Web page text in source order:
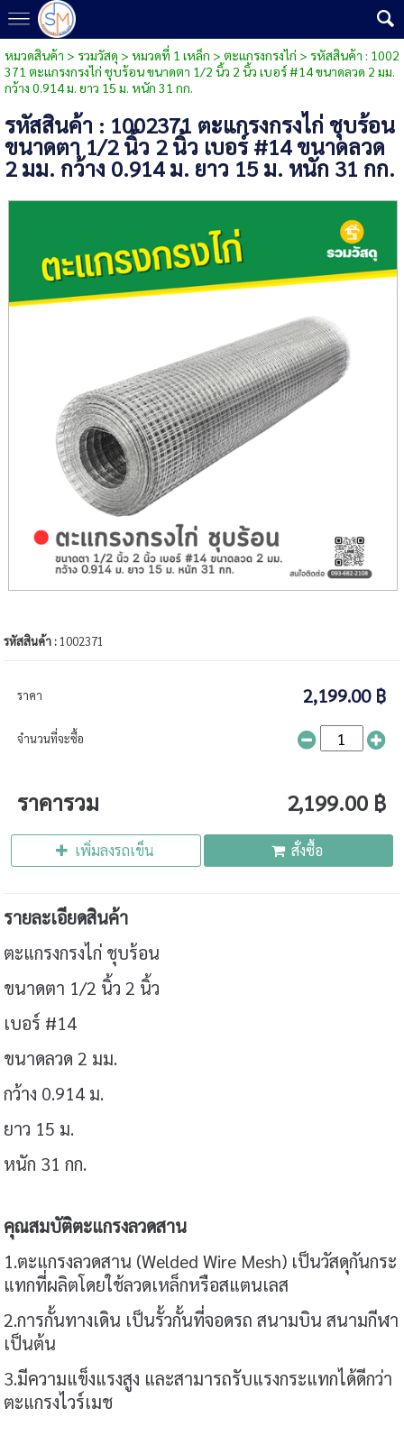
หมวดสินค้า > รวมวัสดุ > หมวดที่ 1 เหล็ก > ตะแกรงกรงไก่ > รหัสสินค้า : 1002
371 ตะแกรงกรงไก่ ชุบร้อน ขนาดตา 1/2 นิ้ว 2 นิ้ว เบอร์ #14 ขนาดลวด 2 มม.
กว้าง 0.914 ม. ยาว 15 ม. หนัก 31 กก.
รหัสสินค้า : 1002371 ตะแกรงกรงไก่ ชุบร้อน
ขนาดตา 1/2 นิ้ว 2 นิ้ว เบอร์ #14 ขนาดลวด
2 มม. กว้าง 0.914 ม. ยาว 15 ม. หนัก 31 กก.
รหัสสินค้า : 1002371
ราคา 2,199.00 ฿
จำนวนที่จะซื้อ
ราคารวม 2,199.00 ฿
เพิ่มลงรถเข็น สั่งซื้อ
รายละเอียดสินค้า
ตะแกรงกรงไก่ ชุบร้อน
ขนาดตา 1/2 นิ้ว 2 นิ้ว
เบอร์ #14
ขนาดลวด 2 มม.
กว้าง 0.914 ม.
ยาว 15 ม.
หนัก 31 กก.
คุณสมบัติตะแกรงลวดสาน
1.ตะแกรงลวดสาน (Welded Wire Mesh) เป็นวัสดุกันกระ
แทกที่ผลิตโดยใช้ลวดเหล็กหรือสแตนเลส
2.การกั้นทางเดิน เป็นรั้วกั้นที่จอดรถ สนามบิน สนามกีฬา
เป็นต้น
3.มีความแข็งแรงสูง และสามารถรับแรงกระแทกได้ดีกว่า
ตะแกรงไวร์เมช